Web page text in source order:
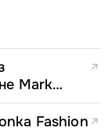
Mark
↗
Fashion ↗